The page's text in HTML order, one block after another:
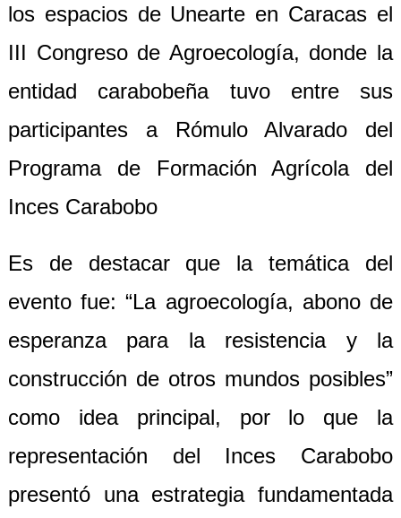
los espacios de Unearte en Caracas el
III Congreso de Agroecología, donde la
entidad carabobeña tuvo entre sus
participantes a Rómulo Alvarado del
Programa de Formación Agrícola del
Inces Carabobo
Es de destacar que la temática del
evento fue: “La agroecología, abono de
esperanza para la resistencia y la
construcción de otros mundos posibles”
como idea principal, por lo que la
representación del Inces Carabobo
presentó una estrategia fundamentada